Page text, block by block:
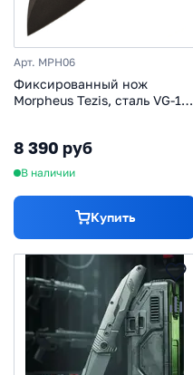
Арт. MPH06
Фиксированный нож
Morpheus Tezis, сталь VG-10,
8 390 руб
В наличии
Купить